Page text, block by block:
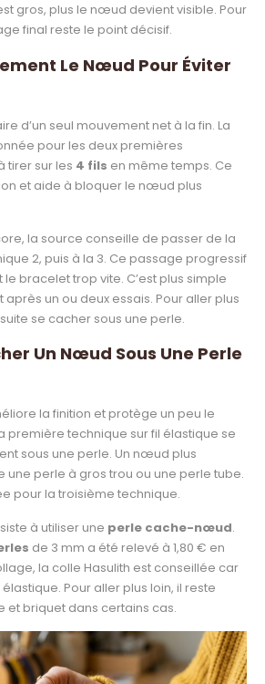
gros, plus le nœud devient visible. Pour
final reste le point décisif.
Le Nœud Pour Éviter
d’un seul mouvement net à la fin. La
pour les deux premières
tirer sur les 4 fils en même temps. Ce
et aide à bloquer le nœud plus
la source conseille de passer de la
2, puis à la 3. Ce passage progressif
bracelet trop vite. C’est plus simple
après un ou deux essais. Pour aller plus
se cacher sous une perle.
Un Nœud Sous Une Perle
la finition et protège un peu le
première technique sur fil élastique se
sous une perle. Un nœud plus
une perle à gros trou ou une perle tube.
pour la troisième technique.
à utiliser une perle cache-nœud.
de 3 mm a été relevé à 1,80 € en
la colle Hasulith est conseillée car
Pour aller plus loin, il reste
et briquet dans certains cas.